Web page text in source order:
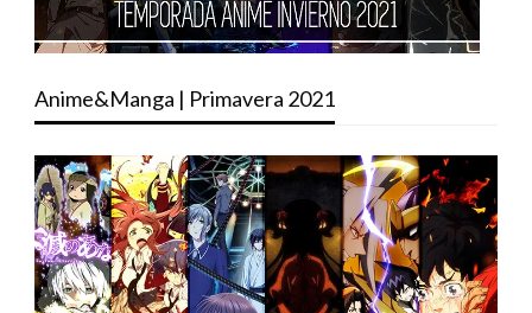
Anime&Manga | Primavera 2021